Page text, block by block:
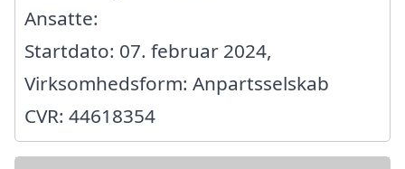
Ansatte:
Startdato: 07. februar 2024,
Virksomhedsform: Anpartsselskab
CVR: 44618354